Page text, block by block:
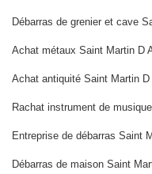
Débarras de grenier et cave
Achat métaux Saint Martin D
Achat antiquité Saint Martin D
Rachat instrument de
Entreprise de débarras Saint
Débarras de maison Saint